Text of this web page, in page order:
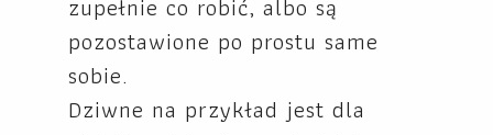
zupełnie co robić, albo są
pozostawione po prostu same
sobie.
Dziwne na przykład jest dla